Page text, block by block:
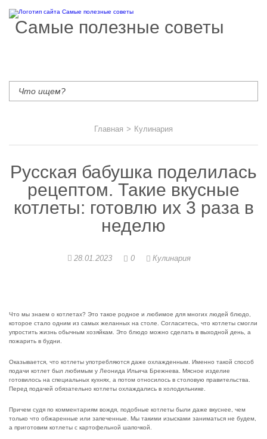
Самые полезные советы
Главная > Кулинария
Русская бабушка поделилась
рецептом. Такие вкусные
котлеты: готовлю их 3 раза в
неделю
28.01.2023 0 Кулинария
Что мы знаем о котлетах? Это такое родное и любимое для многих людей блюдо,
которое стало одним из самых желанных на столе. Согласитесь, что котлеты смогли
упростить жизнь обычным хозяйкам. Это блюдо можно сделать в выходной день, а
пожарить в будни.
Оказывается, что котлеты употребляются даже охлажденным. Именно такой способ
подачи котлет был любимым у Леонида Ильича Брежнева. Мясное изделие
готовилось на специальных кухнях, а потом относилось в столовую правительства.
Перед подачей обязательно котлеты охлаждались в холодильнике.
Причем судя по комментариям вождя, подобные котлеты были даже вкуснее, чем
только что обжаренные или запеченные. Мы такими изысками заниматься не будем,
а приготовим котлеты с картофельной шапочкой.